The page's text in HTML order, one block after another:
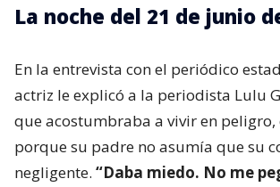
La noche del 21 de junio
En la entrevista con el periódico
actriz le explicó a la periodista Lulu
que acostumbraba a vivir en peligro,
porque su padre no asumía que su
negligente. “Daba miedo. No me